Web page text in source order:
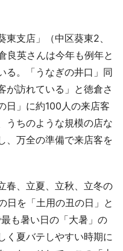
支店」（中区葵東2、
良英さんは今年も例年と
る。「うなぎの井口」同
が訪れている」と徳倉さ
日」に約100人の来店客
うちのような規模の店な
、万全の準備で来店客を
春、立夏、立秋、立冬の
日を「土用の丑の日」と
も暑い日の「大暑」の
く夏バテしやすい時期に